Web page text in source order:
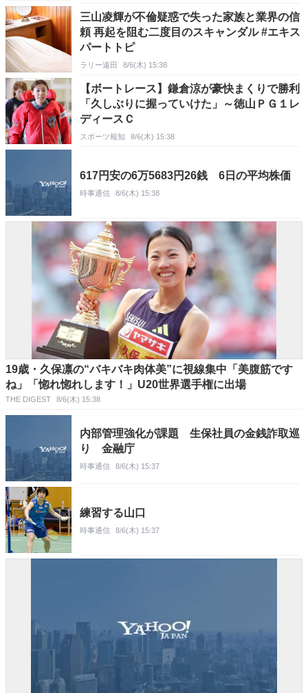
三山凌輝が不倫疑惑で失った家族と業界の信
頼 再起を阻む二度目のスキャンダル #エキス
パートトピ
ラリー遠田 8/6(木) 15:38
【ボートレース】鎌倉涼が豪快まくりで勝利
「久しぶりに握っていけた」～徳山ＰＧ１レ
ディースＣ
スポーツ報知 8/6(木) 15:38
617円安の6万5683円26銭 6日の平均株価
時事通信 8/6(木) 15:38
19歳・久保凛の“バキバキ肉体美”に視線集中「美腹筋です
ね」「惚れ惚れします！」U20世界選手権に出場
THE DIGEST 8/6(木) 15:38
内部管理強化が課題 生保社員の金銭詐取巡
り 金融庁
時事通信 8/6(木) 15:37
練習する山口
時事通信 8/6(木) 15:37